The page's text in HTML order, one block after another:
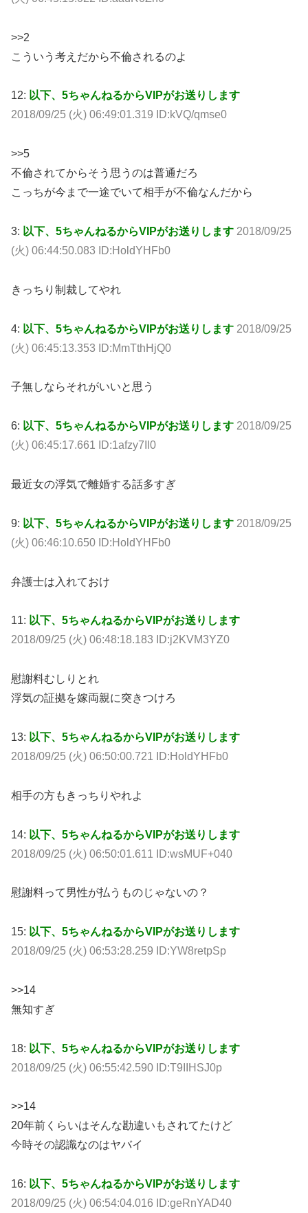
>>2
こういう考えだから不倫されるのよ
12: 以下、5ちゃんねるからVIPがお送りします
2018/09/25 (火) 06:49:01.319 ID:kVQ/qmse0
>>5
不倫されてからそう思うのは普通だろ
こっちが今まで一途でいて相手が不倫なんだから
3: 以下、5ちゃんねるからVIPがお送りします 2018/09/25
(火) 06:44:50.083 ID:HoldYHFb0
きっちり制裁してやれ
4: 以下、5ちゃんねるからVIPがお送りします 2018/09/25
(火) 06:45:13.353 ID:MmTthHjQ0
子無しならそれがいいと思う
6: 以下、5ちゃんねるからVIPがお送りします 2018/09/25
(火) 06:45:17.661 ID:1afzy7Il0
最近女の浮気で離婚する話多すぎ
9: 以下、5ちゃんねるからVIPがお送りします 2018/09/25
(火) 06:46:10.650 ID:HoldYHFb0
弁護士は入れておけ
11: 以下、5ちゃんねるからVIPがお送りします
2018/09/25 (火) 06:48:18.183 ID:j2KVM3YZ0
慰謝料むしりとれ
浮気の証拠を嫁両親に突きつけろ
13: 以下、5ちゃんねるからVIPがお送りします
2018/09/25 (火) 06:50:00.721 ID:HoldYHFb0
相手の方もきっちりやれよ
14: 以下、5ちゃんねるからVIPがお送りします
2018/09/25 (火) 06:50:01.611 ID:wsMUF+040
慰謝料って男性が払うものじゃないの？
15: 以下、5ちゃんねるからVIPがお送りします
2018/09/25 (火) 06:53:28.259 ID:YW8retpSp
>>14
無知すぎ
18: 以下、5ちゃんねるからVIPがお送りします
2018/09/25 (火) 06:55:42.590 ID:T9IIHSJ0p
>>14
20年前くらいはそんな勘違いもされてたけど
今時その認識なのはヤバイ
16: 以下、5ちゃんねるからVIPがお送りします
2018/09/25 (火) 06:54:04.016 ID:geRnYAD40